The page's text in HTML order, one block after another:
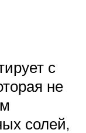
с
не
солей,